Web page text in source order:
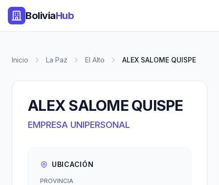
BoliviaHub
Inicio La Paz El Alto ALEX SALOME QUISPE
ALEX SALOME QUISPE
EMPRESA UNIPERSONAL
UBICACIÓN
PROVINCIA